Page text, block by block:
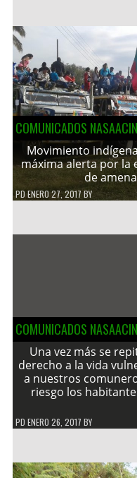
COMUNICADOS NASAACIN
Movimiento
máxima alerta por la
de
PDENERO 27, 2017 BY
COMUNICADOS NASAACIN
Una vez más se
derecho a la vida
a nuestros
riesgo los
PD ENERO 26, 2017 BY